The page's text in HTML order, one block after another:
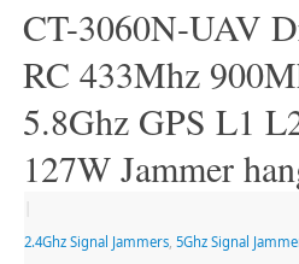
CT-3060N-UAV
RC 433Mhz
5.8Ghz GPS L1
127W Jammer
2.4Ghz Signal Jammers, 5Ghz Signal